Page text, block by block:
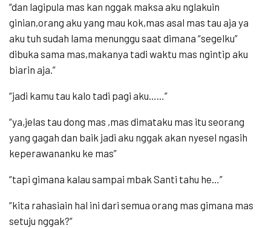
“dan lagipula mas kan nggak maksa aku nglakuin
ginian,orang aku yang mau kok,mas asal mas tau aja ya
aku tuh sudah lama menunggu saat dimana “segelku”
dibuka sama mas,makanya tadi waktu mas ngintip aku
biarin aja.”
“jadi kamu tau kalo tadi pagi aku……”
“ya,jelas tau dong mas ,mas dimataku mas itu seorang
yang gagah dan baik jadi aku nggak akan nyesel ngasih
keperawananku ke mas”
“tapi gimana kalau sampai mbak Santi tahu he…”
“kita rahasiain hal ini dari semua orang mas gimana mas
setuju nggak?”